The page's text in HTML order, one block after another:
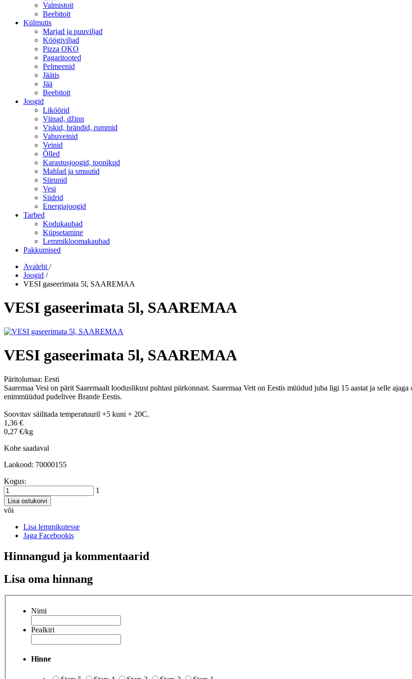
Valmistoit
Beebitoit
Külmutis
Marjad ja puuviljad
Köögiviljad
Pizza OKO
Pagaritooted
Pelmeenid
Jäätis
Jää
Beebitoit
Joogid
Liköörid
Viinad, džinn
Viskid, brändid, rummid
Vahuveinid
Veinid
Õlled
Karastusjoogid, toonikud
Mahlad ja smuutid
Siirupid
Vesi
Siidrid
Energiajoogid
Tarbed
Kodukaubad
Küpsetamine
Lemmikloomakaubad
Pakkumised
Avaleht /
Joogid /
VESI gaseerimata 5l, SAAREMAA
VESI gaseerimata 5l, SAAREMAA
VESI gaseerimata 5l, SAAREMAA
Päritolumaa: Eesti
Saaremaa Vesi on pärit Saaremaalt looduslikust puhtast piirkonnast. Saaremaa Vett on Eestis müüdud juba ligi 15 aastat ja selle
enimmüüdud pudelivee Brande Eestis.
Soovitav säilitada temperatuuril +5 kuni + 20C.
1,36 €
0,27 €/kg
Kohe saadaval
Laokood: 70000155
Kogus:
1
Lisa ostukorvi
või
Lisa lemmikutesse
Jaga Facebookis
Hinnangud ja kommentaarid
Lisa oma hinnang
Nimi
Pealkiri
Hinne